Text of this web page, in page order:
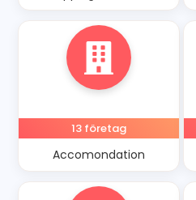
13 företag
Accomondation